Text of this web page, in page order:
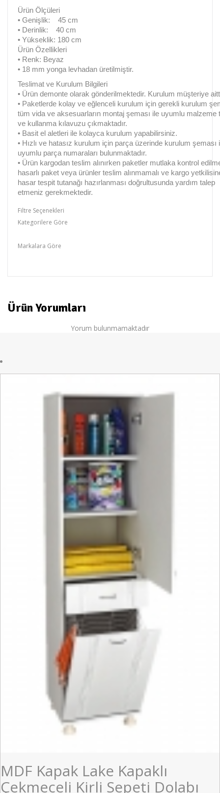
Ürün Ölçüleri
• Genişlik: 45 cm
• Derinlik: 40 cm
• Yükseklik: 180 cm
Ürün Özellikleri
• Renk: Beyaz
• 18 mm yonga levhadan üretilmiştir.
Teslimat ve Kurulum Bilgileri
• Ürün demonte olarak gönderilmektedir. Kurulum müşteriye
• Paketlerde kolay ve eğlenceli kurulum için gerekli kurulum
tüm vida ve aksesuarların montaj şeması ile uyumlu malzeme
ve kullanma kılavuzu çıkmaktadır.
• Basit el aletleri ile kolayca kurulum yapabilirsiniz.
• Hızlı ve hatasız kurulum için parça üzerinde kurulum şeması
uyumlu parça numaraları bulunmaktadır.
• Ürün kargodan teslim alınırken paketler mutlaka kontrol
hasarlı paket veya ürünler teslim alınmamalı ve kargo
hasar tespit tutanağı hazırlanması doğrultusunda yardım talep
etmeniz gerekmektedir.
Filtre Seçenekleri
Kategorilere Göre
Markalara Göre
Ürün Yorumları
Yorum bulunmamaktadır
MDF Kapak Lake Kapaklı
Çekmeceli Kirli Sepeti Dolabı